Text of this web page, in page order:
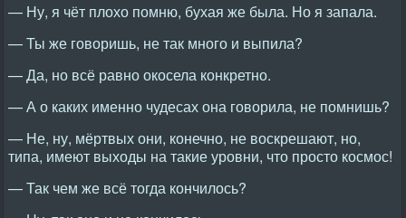
— Ну, я чёт плохо помню, бухая же была. Но я запала.
— Ты же говоришь, не так много и выпила?
— Да, но всё равно окосела конкретно.
— А о каких именно чудесах она говорила, не помнишь?
— Не, ну, мёртвых они, конечно, не воскрешают, но,
типа, имеют выходы на такие уровни, что просто космос!
— Так чем же всё тогда кончилось?